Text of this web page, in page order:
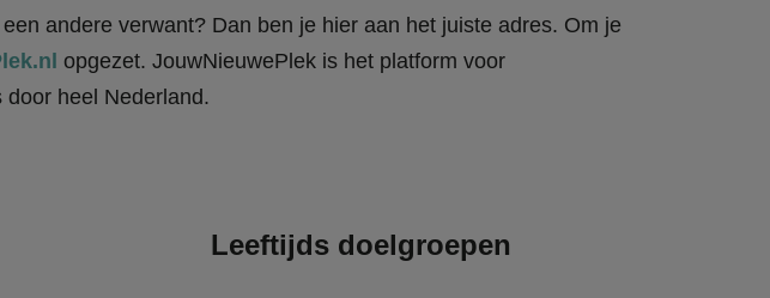
andere verwant? Dan ben je hier aan het juiste adres. Om je
opgezet. JouwNieuwePlek is het platform voor
heel Nederland.
Leeftijds doelgroepen